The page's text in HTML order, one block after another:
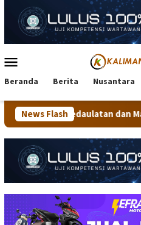
konten
Mobile
Beranda Berita Nusantara
News Flash
dan Masa Depan Anak